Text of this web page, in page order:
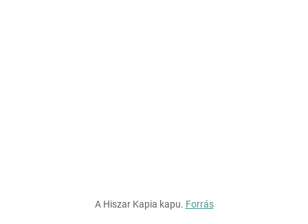
A Hiszar Kapia kapu. Forrás